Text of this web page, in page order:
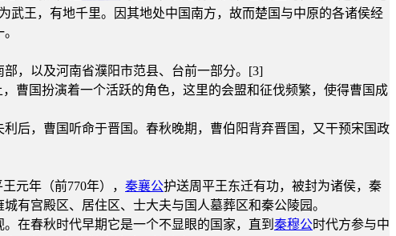
武王，有地千里。因其地处中国南方，故而楚国与中原的各诸侯经
，以及河南省濮阳市范县、台前一部分。[3]
曹国扮演着一个活跃的角色，这里的会盟和征伐频繁，使得曹国成
后，曹国听命于晋国。春秋晚期，曹伯阳背弃晋国，又干预宋国政
元年（前770年）， 秦襄公护送周平王东迁有功，被封为诸侯，秦
有宫殿区、居住区、士大夫与国人墓葬区和秦公陵园。
在春秋时代早期它是一个不显眼的国家，直到 秦穆公时代方参与中